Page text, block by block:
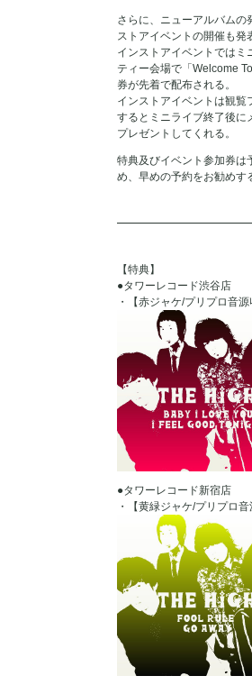
さらに、ニューアルバム
ストアイベントの開催も発
インストアイベントでは
ティー会場で「Welcome
券が先着で配布される。
インストアイベントは観
するとミニライブ終了後に
プレゼントしてくれる。
特典及びイベント参加券は
め、早めの予約をお勧めす
【特典】
●タワーレコード渋谷店
・【赤ジャケ/プリプロ音
●タワーレコード新宿店
・【黄緑ジャケ/プリプロ